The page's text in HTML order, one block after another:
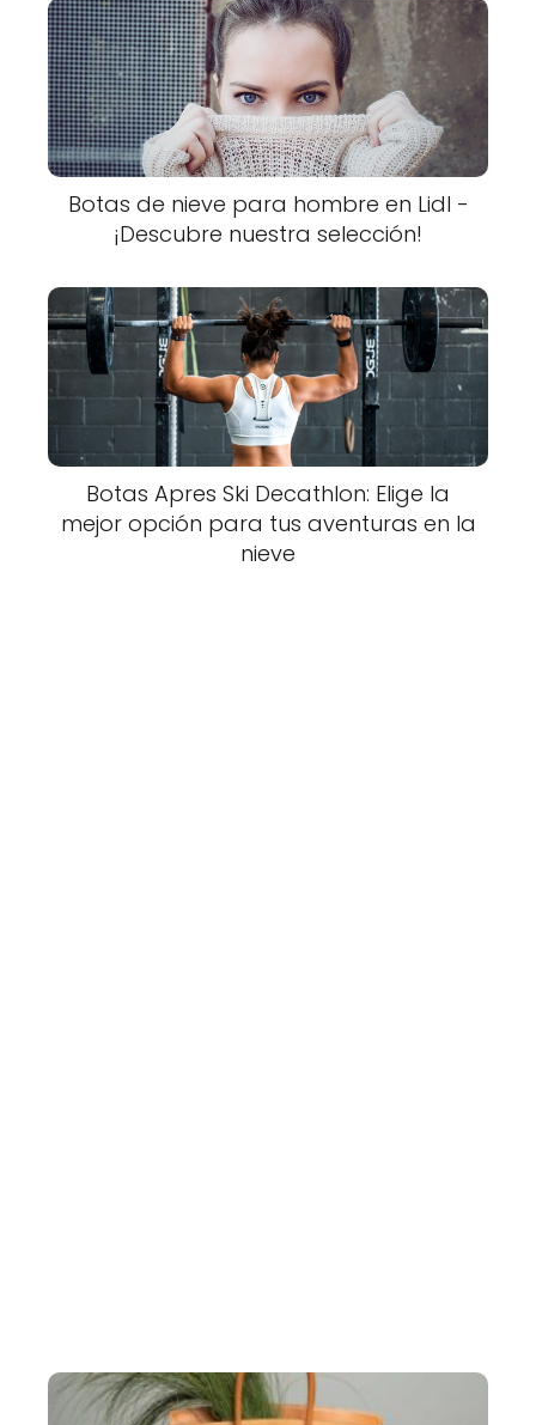
Botas de nieve para hombre en Lidl -
¡Descubre nuestra selección!
Botas Apres Ski Decathlon: Elige la
mejor opción para tus aventuras en la
nieve